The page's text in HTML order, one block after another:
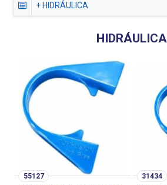
+ HIDRÁULICA
HIDRÁULICA
55127 31434